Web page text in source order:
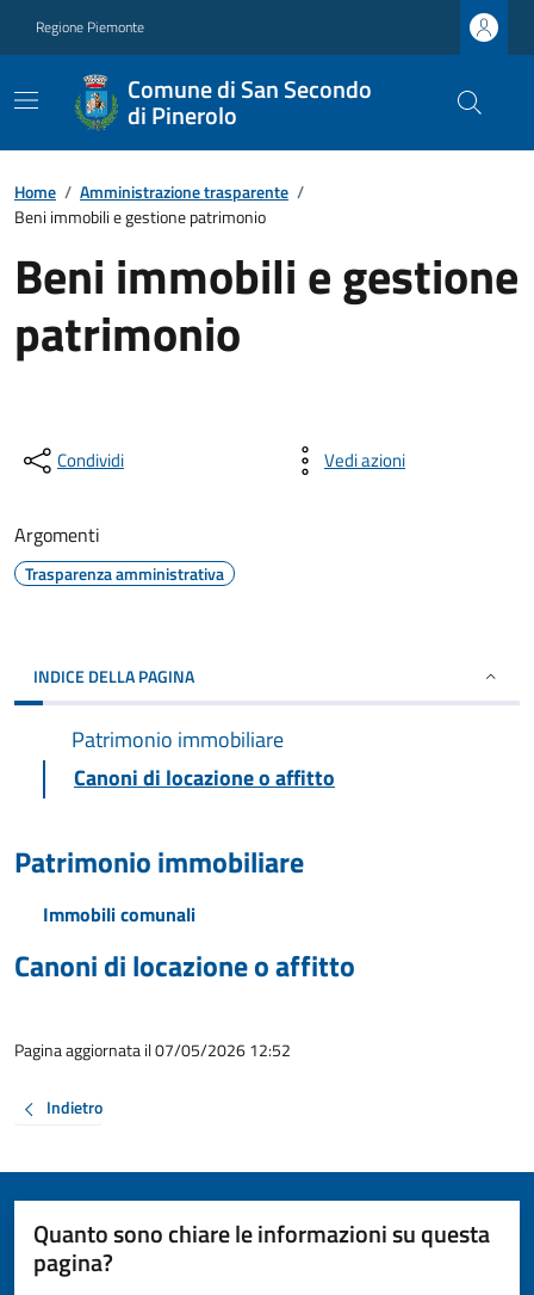
Regione Piemonte
Comune di San Secondo
di Pinerolo
Home / Amministrazione trasparente /
Beni immobili e gestione patrimonio
Beni immobili e gestione
patrimonio
Condividi Vedi azioni
Argomenti
Trasparenza amministrativa
INDICE DELLA PAGINA
Patrimonio immobiliare
Canoni di locazione o affitto
Patrimonio immobiliare
Immobili comunali
Canoni di locazione o affitto
Pagina aggiornata il 07/05/2026 12:52
Indietro
Quanto sono chiare le informazioni su questa
pagina?